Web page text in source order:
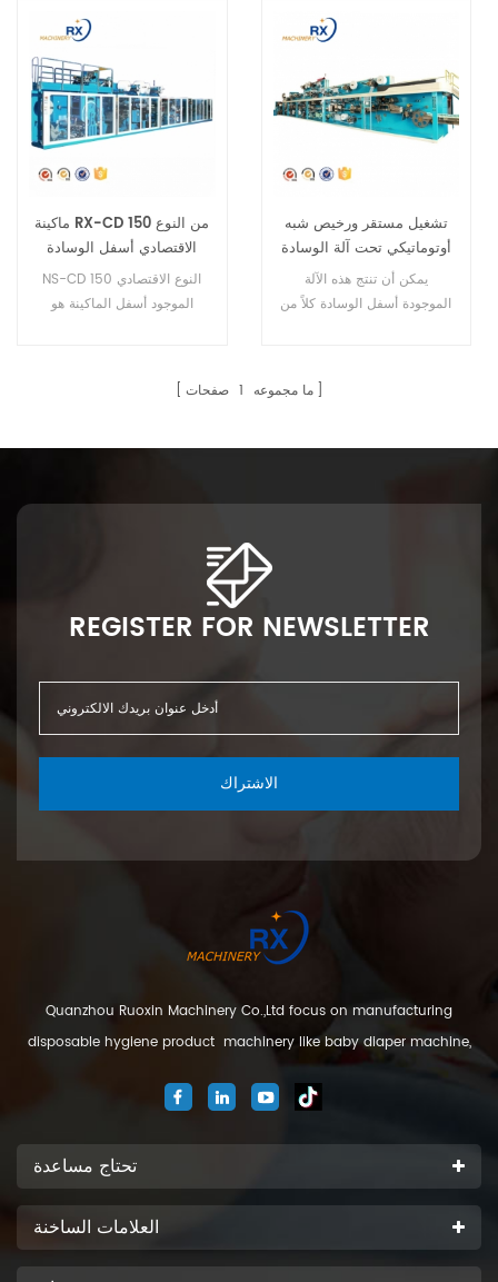
ماكينة RX-CD 150 من النوع
الاقتصادي أسفل الوسادة
NS-CD 150 النوع الاقتصادي
الموجود أسفل الماكينة هو
تشغيل مستقر ورخيص شبه
أوتوماتيكي تحت آلة الوسادة
يمكن أن تنتج هذه الآلة
الموجودة أسفل الوسادة كلاً من
ما مجموعه 1 صفحات
REGISTER FOR NEWSLETTER
الاشتراك
Quanzhou Ruoxin Machinery Co.,Ltd focus on manufacturing
disposable hygiene product machinery like baby diaper machine,
machine. We are located in Jinjiang city, Fujian Province, China. And
تحتاج مساعدة
العلامات الساخنة